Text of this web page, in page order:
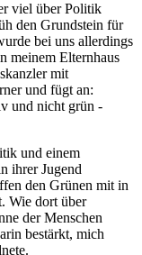
viel über Politik
den Grundstein für
bei uns allerdings
meinem Elternhaus
mit
und fügt an:
und nicht grün -
und einem
ihrer Jugend
den Grünen mit in
Wie dort über
der Menschen
bestärkt, mich